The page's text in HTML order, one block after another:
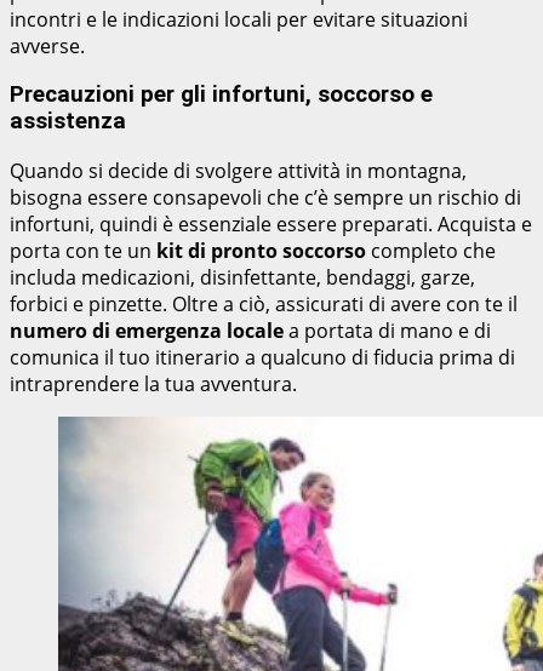
incontri e le indicazioni locali per evitare situazioni
avverse.
Precauzioni per gli infortuni, soccorso e
assistenza
Quando si decide di svolgere attività in montagna,
bisogna essere consapevoli che c’è sempre un rischio di
infortuni, quindi è essenziale essere preparati. Acquista e
porta con te un kit di pronto soccorso completo che
includa medicazioni, disinfettante, bendaggi, garze,
forbici e pinzette. Oltre a ciò, assicurati di avere con te il
numero di emergenza localea portata di mano e di
comunica il tuo itinerario a qualcuno di fiducia prima di
intraprendere la tua avventura.